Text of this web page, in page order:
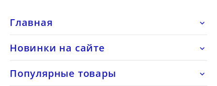
Главная 
Новинки на сайте 
Популярные товары 